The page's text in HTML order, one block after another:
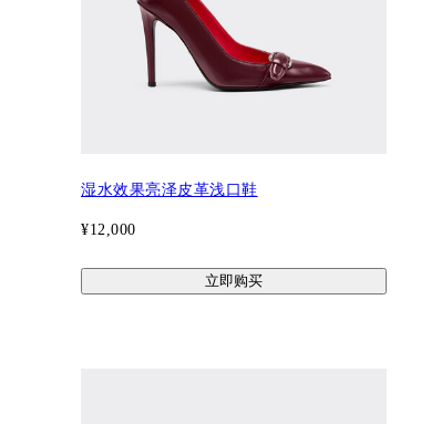
湿水效果亮泽皮革浅口鞋
¥12,000
立即购买